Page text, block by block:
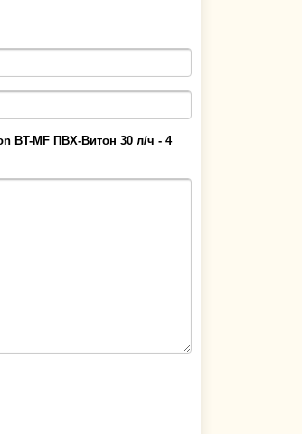
BT-MF ПВХ-Витон 30 л/ч - 4